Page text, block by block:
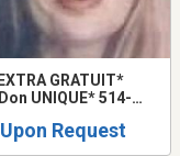
GRATUIT*
UNIQUE* 514-
TALISMAN
Request